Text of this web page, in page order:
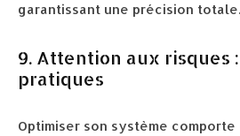
garantissant une précision totale.
9. Attention aux risques
pratiques
Optimiser son système